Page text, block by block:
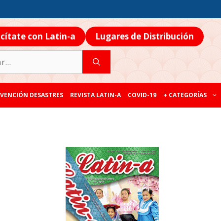
con Latin-a Lugares de Distribución
DESASTRES REVISTA LATIN-A COVID-19 + CATEGORÍAS